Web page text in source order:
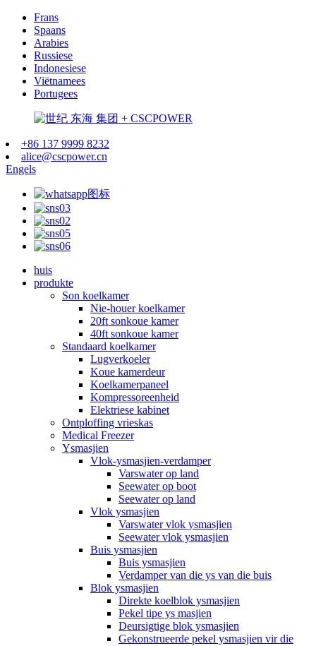
Frans
Spaans
Arabies
Russiese
Indonesiese
Viëtnamees
Portugees
+86 137 9999 8232
alice@cscpower.cn
Engels
huis
produkte
Son koelkamer
Nie-houer koelkamer
20ft sonkoue kamer
40ft sonkoue kamer
Standaard koelkamer
Lugverkoeler
Koue kamerdeur
Koelkamerpaneel
Kompressoreenheid
Elektriese kabinet
Ontploffing vrieskas
Medical Freezer
Ysmasjien
Vlok-ysmasjien-verdamper
Varswater op land
Seewater op boot
Seewater op land
Vlok ysmasjien
Varswater vlok ysmasjien
Seewater vlok ysmasjien
Buis ysmasjien
Buis ysmasjien
Verdamper van die ys van die buis
Blok ysmasjien
Direkte koelblok ysmasjien
Pekel tipe ys masjien
Deursigtige blok ysmasjien
Gekonstrueerde pekel ysmasjien vir die